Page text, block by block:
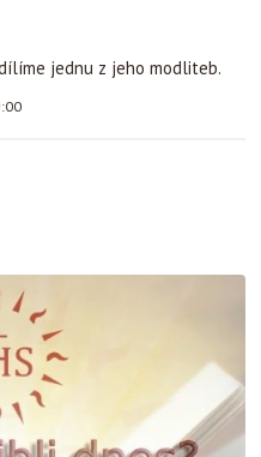
jednu z jeho modliteb.